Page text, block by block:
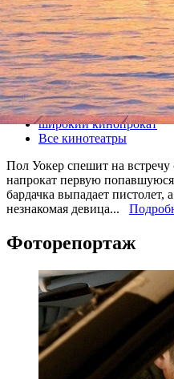
Тачка №19
03 мая 2013, пятница-29
Версия для печати
Все кино
широкий кинопрокат
Все кинотеатры
Пол Уокер спешит на
напрокат первую
бардачка выпадает пистолет,
незнакомая девица...
Фоторепортаж